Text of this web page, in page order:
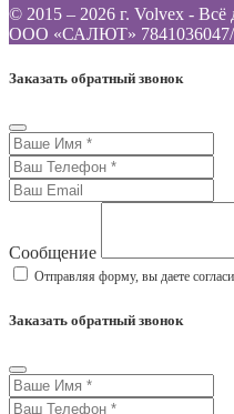
© 2015 – 2026 г. Volvex -
ООО «САЛЮТ» 7841036047/
Заказать обратный звонок
Сообщение
Отправляя форму, вы даете
Заказать обратный звонок